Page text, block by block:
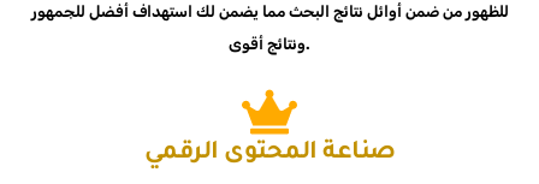
للظهور من ضمن أوائل نتائج البحث مما يضمن لك استهداف أفضل للجمهور
ونتائج أقوى.
صناعة المحتوى الرقمي